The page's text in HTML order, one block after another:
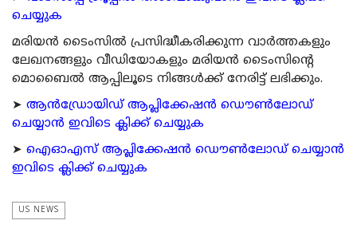
ചെയ്യുക
മരിയന്‍ ടൈംസില്‍ പ്രസിദ്ധീകരിക്കുന്ന വാര്‍ത്തകളും
ലേഖനങ്ങളും വീഡിയോകളും മരിയന്‍ ടൈംസിന്റെ
മൊബൈല്‍ ആപ്പിലൂടെ നിങ്ങള്‍ക്ക് നേരിട്ട് ലഭിക്കും.
➤ ആന്‍ഡ്രോയിഡ് ആപ്ലിക്കേഷന്‍ ഡൌണ്‍ലോഡ്
ചെയ്യാന്‍ ഇവിടെ ക്ലിക്ക് ചെയ്യുക
➤ ഐഓഎസ് ആപ്ലിക്കേഷന്‍ ഡൌണ്‍ലോഡ് ചെയ്യാന്‍
ഇവിടെ ക്ലിക്ക് ചെയ്യുക
US NEWS